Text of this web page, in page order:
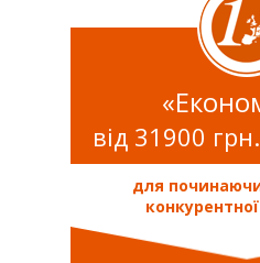
від 31900 грн.
для